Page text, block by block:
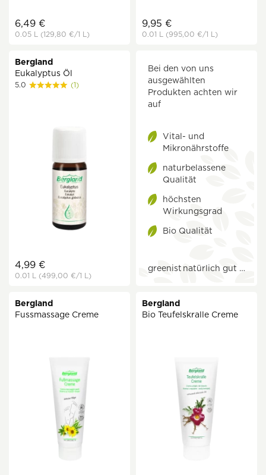
6,49 €
0.05 L (129,80 €/1 L)
9,95 €
0.01 L (995,00 €/1 L)
Bergland
Eukalyptus Öl
5.0 (1)
4,99 €
0.01 L (499,00 €/1 L)
Bei den von uns
ausgewählten
Produkten achten wir
auf
Vital- und
Mikronährstoffe
naturbelassene
Qualität
höchsten
Wirkungsgrad
Bio Qualität
greenist natürlich gut …
Bergland
Fussmassage Creme
Bergland
Bio Teufelskralle Creme